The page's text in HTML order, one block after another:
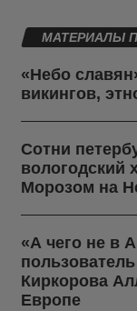
МАТЕРИАЛЫ
«Небо
викингов,
Сотни
вологодский
Морозом на
«А чего не в
Киркорова
Европе